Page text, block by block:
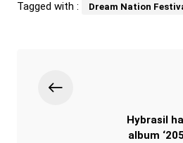
Tagged with : Dream Nation
Hybrasil
album